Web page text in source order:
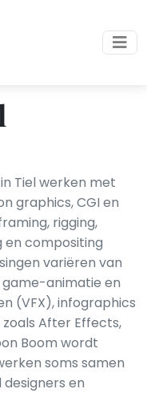
Tiel werken met
graphics, CGI en
rigging,
compositing
variëren van
game-animatie en
(VFX), infographics
After Effects,
Boom wordt
soms samen
en